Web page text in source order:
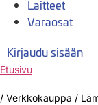
Laitteet
Varaosat
Kirjaudu sisään
Etusivu
/ Verkkokauppa /